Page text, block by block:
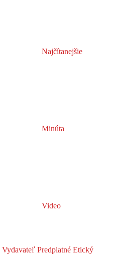
Najčítanejšie
Minúta
Video
Vydavateľ Predplatné Etický